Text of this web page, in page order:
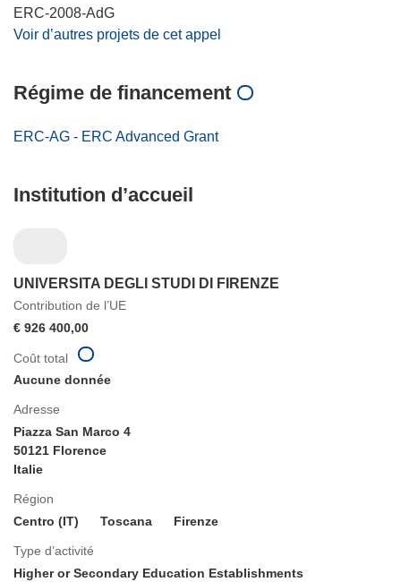
ERC-2008-AdG
Voir d’autres projets de cet appel
Régime de financement
ERC-AG - ERC Advanced Grant
Institution d’accueil
UNIVERSITA DEGLI STUDI DI FIRENZE
Contribution de l’UE
€ 926 400,00
Adresse
Piazza San Marco 4
50121 Florence
Italie
Région
Centro (IT)
Toscana Firenze
Type d’activité
Higher or Secondary Education Establishments
Coût total
Aucune donnée